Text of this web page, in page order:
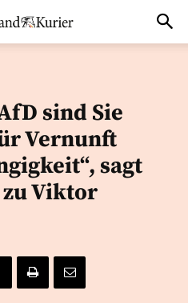
sind Sie
Vernunft
sagt
Viktor